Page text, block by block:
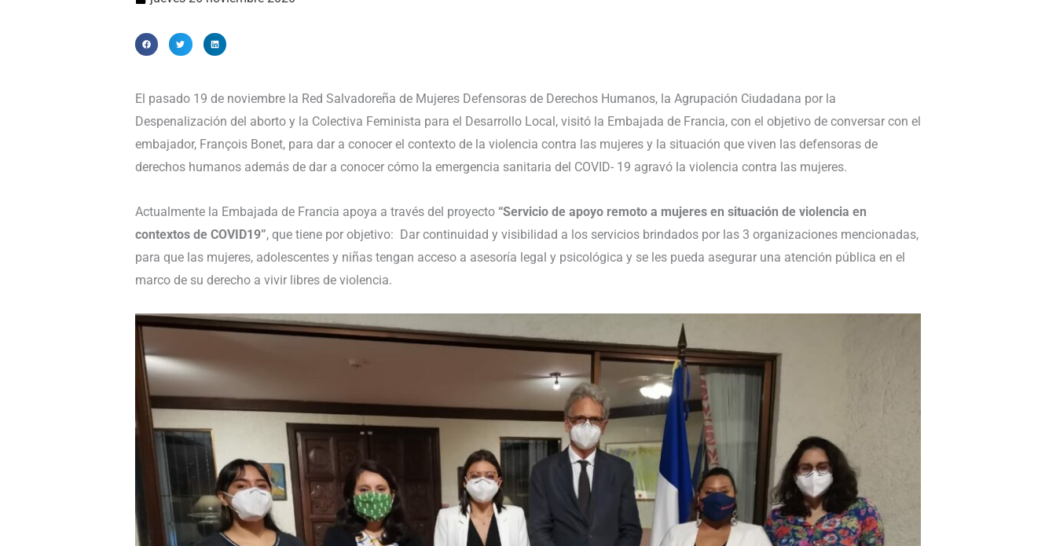
El pasado 19 de noviembre la Red Salvadoreña de Mujeres Defensoras de Derechos Humanos, la Agrupación Ciudadana por la
Despenalización del aborto y la Colectiva Feminista para el Desarrollo Local, visitó la Embajada de Francia, con el objetivo de conversar con el
embajador, François Bonet, para dar a conocer el contexto de la violencia contra las mujeres y la situación que viven las defensoras de
derechos humanos además de dar a conocer cómo la emergencia sanitaria del COVID- 19 agravó la violencia contra las mujeres.
Actualmente la Embajada de Francia apoya a través del proyecto “Servicio de apoyo remoto a mujeres en situación de violencia en
contextos de COVID19”, que tiene por objetivo: Dar continuidad y visibilidad a los servicios brindados por las 3 organizaciones mencionadas,
para que las mujeres, adolescentes y niñas tengan acceso a asesoría legal y psicológica y se les pueda asegurar una atención pública en el
marco de su derecho a vivir libres de violencia.